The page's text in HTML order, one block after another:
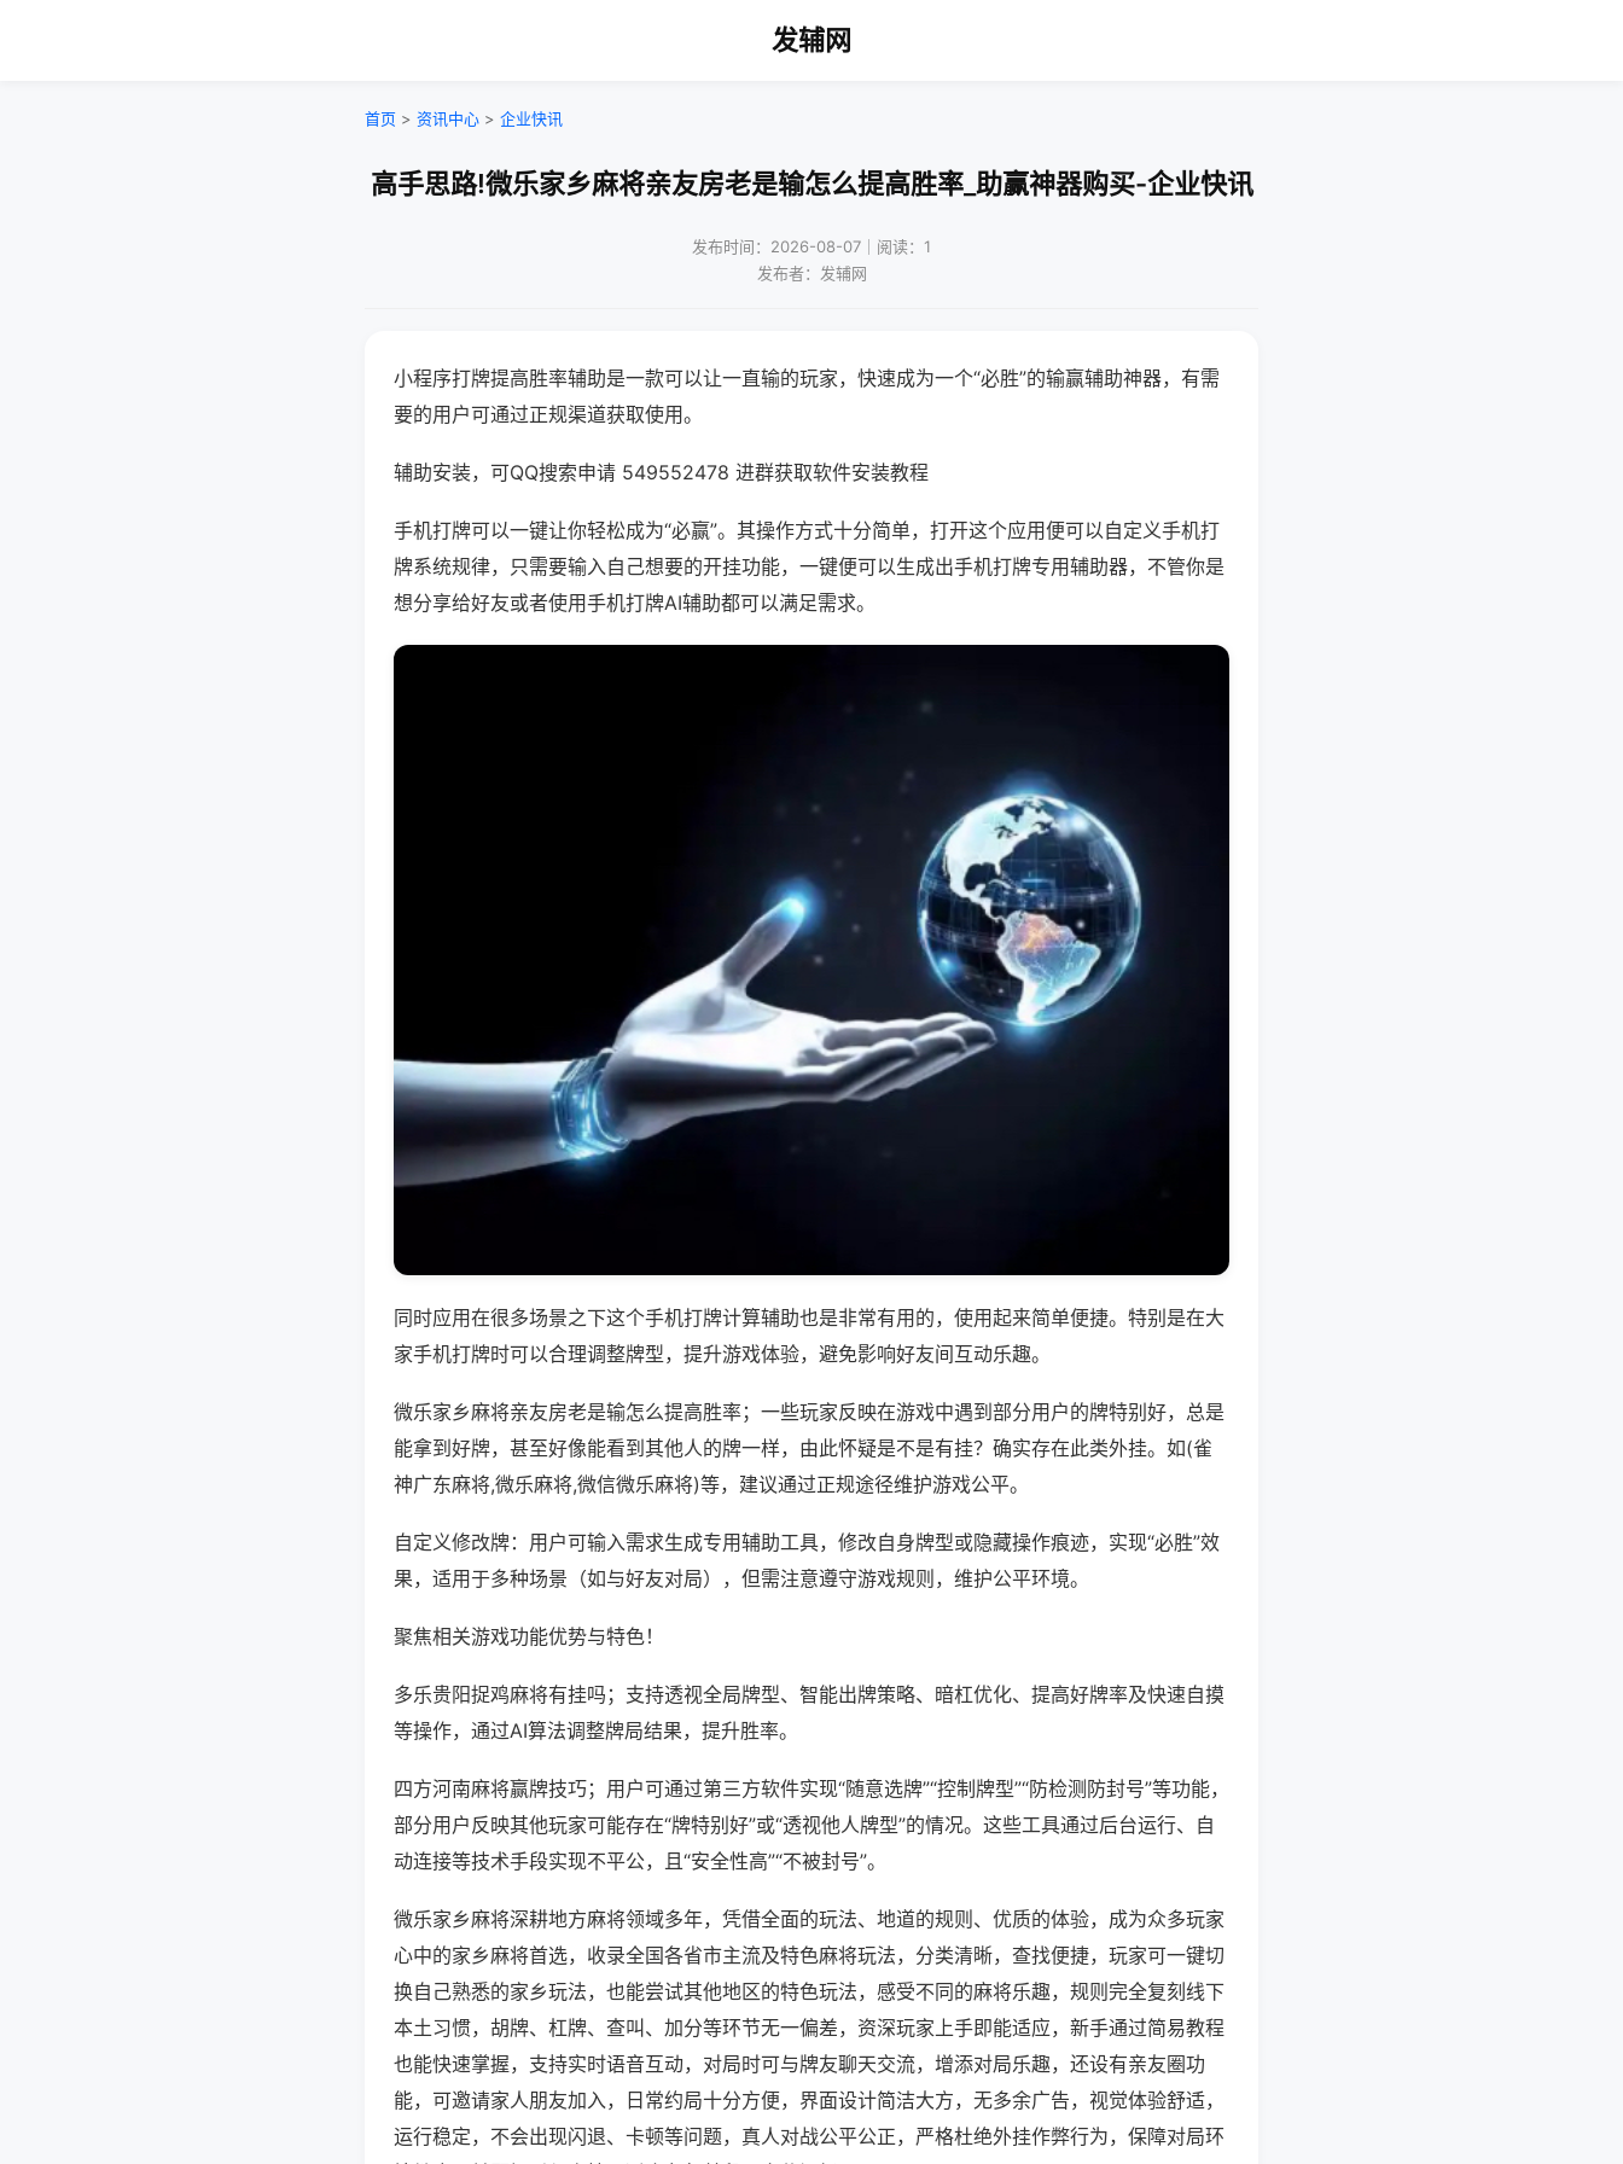
发辅网
首页 > 资讯中心 > 企业快讯
高手思路!微乐家乡麻将亲友房老是输怎么提高胜率_助赢神器购买-企业快讯
发布时间：2026-08-07｜阅读：1
发布者：发辅网
小程序打牌提高胜率辅助是一款可以让一直输的玩家，快速成为一个“必胜”的输赢辅助神器，有需
要的用户可通过正规渠道获取使用。
辅助安装，可QQ搜索申请 549552478 进群获取软件安装教程
手机打牌可以一键让你轻松成为“必赢”。其操作方式十分简单，打开这个应用便可以自定义手机打
牌系统规律，只需要输入自己想要的开挂功能，一键便可以生成出手机打牌专用辅助器，不管你是
想分享给好友或者使用手机打牌AI辅助都可以满足需求。
同时应用在很多场景之下这个手机打牌计算辅助也是非常有用的，使用起来简单便捷。特别是在大
家手机打牌时可以合理调整牌型，提升游戏体验，避免影响好友间互动乐趣。
微乐家乡麻将亲友房老是输怎么提高胜率；一些玩家反映在游戏中遇到部分用户的牌特别好，总是
能拿到好牌，甚至好像能看到其他人的牌一样，由此怀疑是不是有挂？确实存在此类外挂。如(雀
神广东麻将,微乐麻将,微信微乐麻将)等，建议通过正规途径维护游戏公平。
自定义修改牌：用户可输入需求生成专用辅助工具，修改自身牌型或隐藏操作痕迹，实现“必胜”效
果，适用于多种场景（如与好友对局），但需注意遵守游戏规则，维护公平环境。
聚焦相关游戏功能优势与特色！
多乐贵阳捉鸡麻将有挂吗；支持透视全局牌型、智能出牌策略、暗杠优化、提高好牌率及快速自摸
等操作，通过AI算法调整牌局结果，提升胜率。
四方河南麻将赢牌技巧；用户可通过第三方软件实现“随意选牌”“控制牌型”“防检测防封号”等功能，
部分用户反映其他玩家可能存在“牌特别好”或“透视他人牌型”的情况。这些工具通过后台运行、自
动连接等技术手段实现不平公，且“安全性高”“不被封号”。
微乐家乡麻将深耕地方麻将领域多年，凭借全面的玩法、地道的规则、优质的体验，成为众多玩家
心中的家乡麻将首选，收录全国各省市主流及特色麻将玩法，分类清晰，查找便捷，玩家可一键切
换自己熟悉的家乡玩法，也能尝试其他地区的特色玩法，感受不同的麻将乐趣，规则完全复刻线下
本土习惯，胡牌、杠牌、查叫、加分等环节无一偏差，资深玩家上手即能适应，新手通过简易教程
也能快速掌握，支持实时语音互动，对局时可与牌友聊天交流，增添对局乐趣，还设有亲友圈功
能，可邀请家人朋友加入，日常约局十分方便，界面设计简洁大方，无多余广告，视觉体验舒适，
运行稳定，不会出现闪退、卡顿等问题，真人对战公平公正，严格杜绝外挂作弊行为，保障对局环